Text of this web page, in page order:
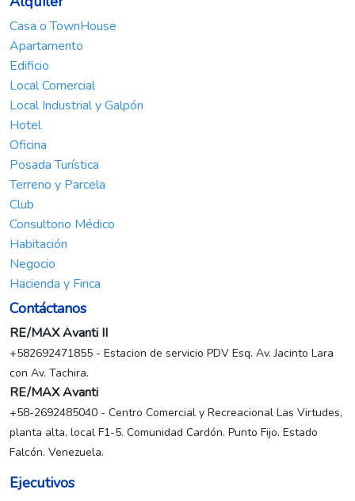
Casa o TownHouse
Apartamento
Edificio
Local Comercial
Local Industrial y Galpón
Hotel
Oficina
Posada Turística
Terreno y Parcela
Club
Consultorio Médico
Habitación
Negocio
Hacienda y Finca
Contáctanos
RE/MAX Avanti II
+582692471855 - Estacion de servicio PDV Esq. Av. Jacinto Lara
con Av. Tachira.
RE/MAX Avanti
+58-2692485040 - Centro Comercial y Recreacional Las Virtudes,
planta alta, local F1-5. Comunidad Cardón. Punto Fijo. Estado
Falcón. Venezuela.
Ejecutivos